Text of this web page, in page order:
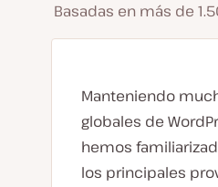
Basadas en más de
Manteniendo
globales de
hemos
los principales